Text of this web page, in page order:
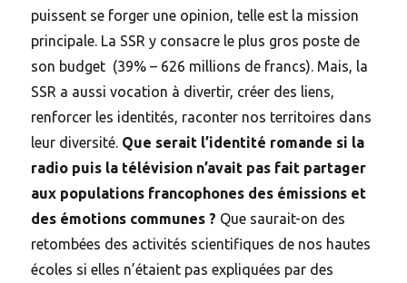
puissent se forger une opinion, telle est la mission
principale. La SSR y consacre le plus gros poste de
son budget (39% – 626 millions de francs). Mais, la
SSR a aussi vocation à divertir, créer des liens,
renforcer les identités, raconter nos territoires dans
leur diversité. Que serait l’identité romande si la
radio puis la télévision n’avait pas fait partager
aux populations francophones des émissions et
des émotions communes ? Que saurait-on des
retombées des activités scientifiques de nos hautes
écoles si elles n’étaient pas expliquées par des